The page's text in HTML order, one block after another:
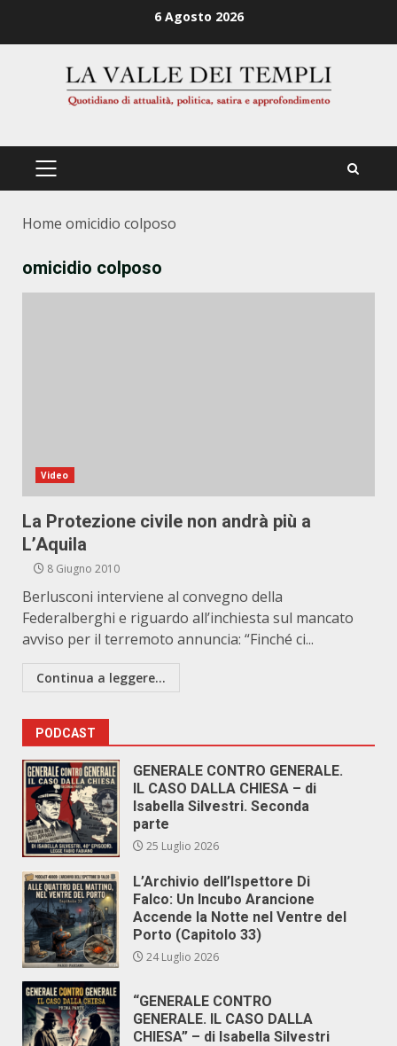
6 Agosto 2026
PRIMÄRES
Home omicidio colposo
omicidio colposo
Video
La Protezione civile non andrà più a
L’Aquila
8 Giugno 2010
Berlusconi interviene al convegno della
Federalberghi e riguardo all’inchiesta sul mancato
avviso per il terremoto annuncia: “Finché ci...
Continua a leggere...
PODCAST
GENERALE CONTRO GENERALE.
IL CASO DALLA CHIESA – di
Isabella Silvestri. Seconda
parte
25 Luglio 2026
L’Archivio dell’Ispettore Di
Falco: Un Incubo Arancione
Accende la Notte nel Ventre del
Porto (Capitolo 33)
24 Luglio 2026
“GENERALE CONTRO
GENERALE. IL CASO DALLA
CHIESA” – di Isabella Silvestri